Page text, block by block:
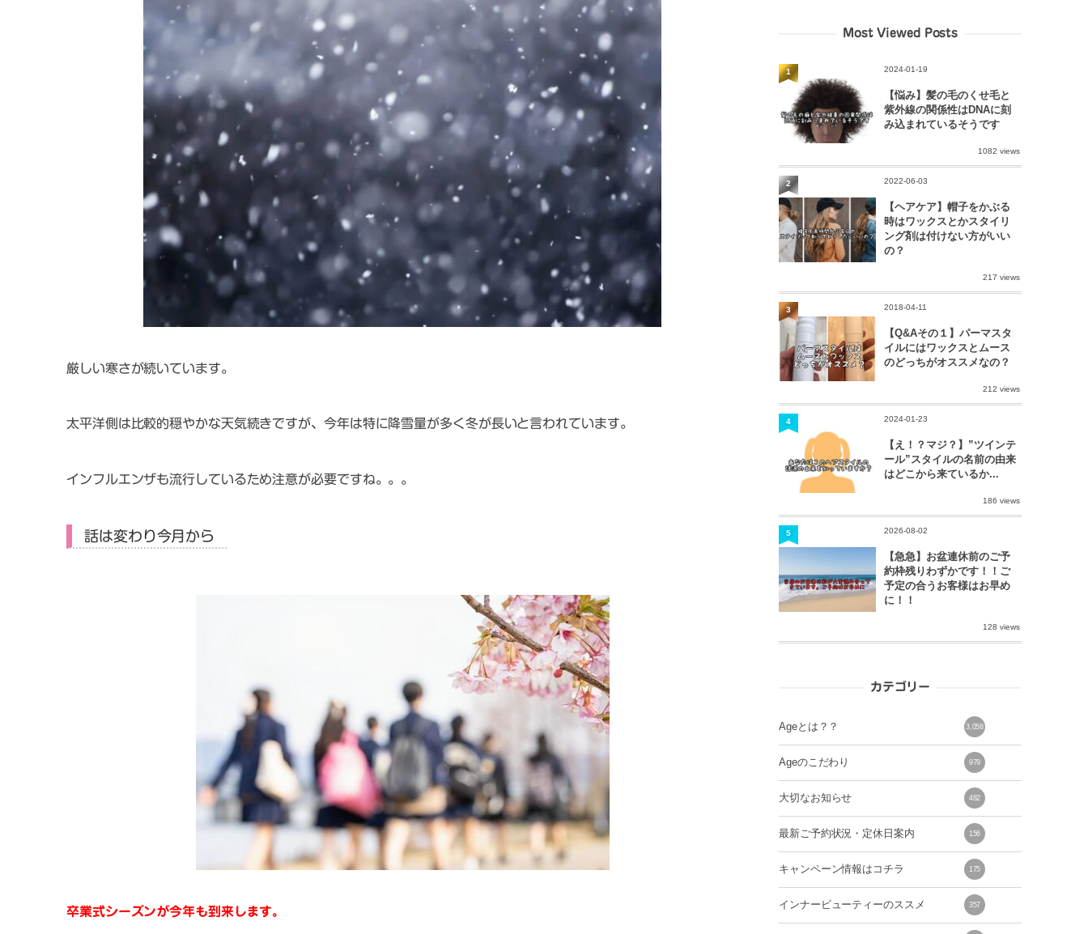
厳しい寒さが続いています。
太平洋側は比較的穏やかな天気続きですが、今年は特に降雪量が多く冬が長いと言われています。
インフルエンザも流行しているため注意が必要ですね。。。
話は変わり今月から
卒業式シーズンが今年も到来します。
Most Viewed Posts
2024-01-19
【悩み】髪の毛のくせ毛と
紫外線の関係性はDNAに刻
み込まれているそうです
1082 views
1
2022-06-03
【ヘアケア】帽子をかぶる
時はワックスとかスタイリ
ング剤は付けない方がいい
の？
217 views
2
2018-04-11
【Q&Aその１】パーマスタ
イルにはワックスとムース
のどっちがオススメなの？
212 views
3
2024-01-23
【え！？マジ？】”ツインテ
ール”スタイルの名前の由来
はどこから来ているか...
186 views
4
2026-08-02
【急急】お盆連休前のご予
約枠残りわずかです！！ご
予定の合うお客様はお早め
に！！
128 views
5
カテゴリー
Ageとは？？ 3,058
Ageのこだわり 979
大切なお知らせ 482
最新ご予約状況・定休日案内 156
キャンペーン情報はコチラ 175
インナービューティーのススメ 357